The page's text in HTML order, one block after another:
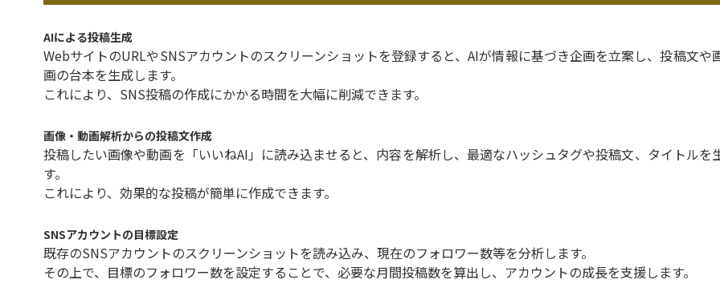
AIによる投稿生成
WebサイトのURLやSNSアカウントのスクリーンショットを登録すると、AIが情報に基づき企画を立案し、投稿文や
画の台本を生成します。
これにより、SNS投稿の作成にかかる時間を大幅に削減できます。
画像・動画解析からの投稿文作成
投稿したい画像や動画を「いいねAI」に読み込ませると、内容を解析し、最適なハッシュタグや投稿文、タイトルを
す。
これにより、効果的な投稿が簡単に作成できます。
SNSアカウントの目標設定
既存のSNSアカウントのスクリーンショットを読み込み、現在のフォロワー数等を分析します。
その上で、目標のフォロワー数を設定することで、必要な月間投稿数を算出し、アカウントの成長を支援します。